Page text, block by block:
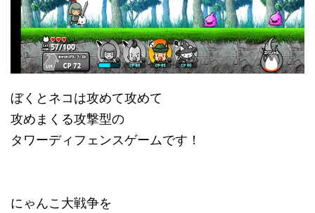
ぼくとネコは攻めて攻めて
攻めまくる攻撃型の
タワーディフェンスゲームです！
にゃんこ大戦争を